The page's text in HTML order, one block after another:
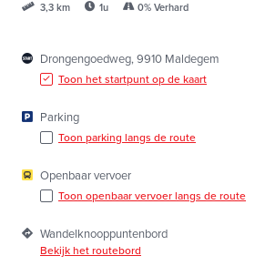
3,3 km 1u 0% Verhard
Drongengoedweg, 9910 Maldegem
Toon het startpunt op de kaart
Parking
Toon parking langs de route
Openbaar vervoer
Toon openbaar vervoer langs de route
Wandelknooppuntenbord
Bekijk het routebord